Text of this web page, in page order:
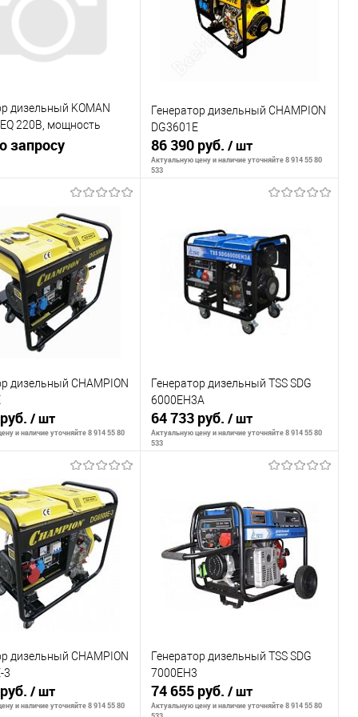
дизельный KOMAN
220В, мощность
силовая розетка,
запросу
В наличии
Генератор дизельный CHAMPION
DG3601E
86 390 руб./ шт
Актуальную цену и наличие уточняйте 8 914 55 80
533
В корзину
К сравнению
В избранное
В наличии
дизельный CHAMPION
/ шт
и наличие уточняйте 8 914 55 80
о наличии
Недоступно
Генератор дизельный TSS SDG
6000EH3A
64 733 руб./ шт
Актуальную цену и наличие уточняйте 8 914 55 80
533
Сообщить о наличии
К сравнению
В избранное
Недоступно
дизельный CHAMPION
3
/ шт
и наличие уточняйте 8 914 55 80
Генератор дизельный TSS SDG
7000EH3
74 655 руб./ шт
Актуальную цену и наличие уточняйте 8 914 55 80